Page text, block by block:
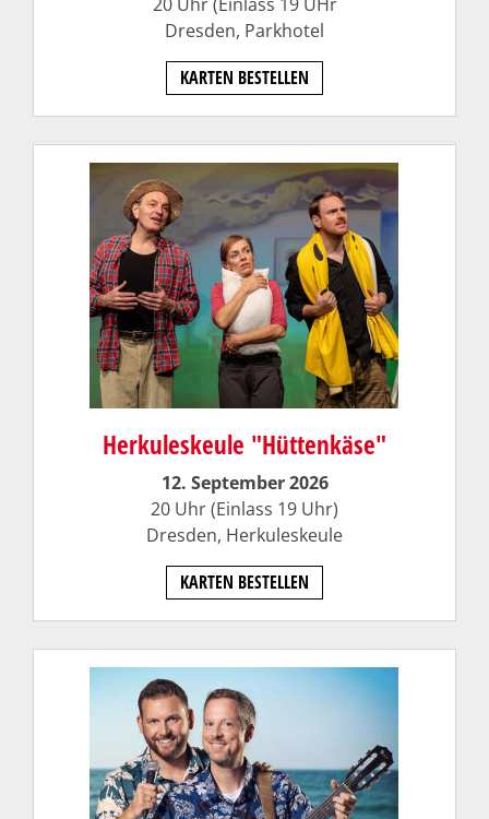
Dresden, Parkhotel
KARTEN BESTELLEN
Herkuleskeule "Hüttenkäse"
12. September 2026
20 Uhr (Einlass 19 Uhr)
Dresden, Herkuleskeule
KARTEN BESTELLEN